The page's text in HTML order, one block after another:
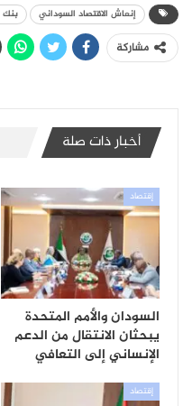
إنعاش الاقتصاد السوداني بنك
مشاركة
أخبار ذات صلة
إقتصاد
السودان والأمم المتحدة
يبحثان الانتقال من الدعم
الإنساني إلى التعافي
إقتصاد